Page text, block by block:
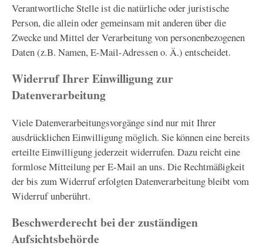
Verantwortliche Stelle ist die natürliche oder juristische
Person, die allein oder gemeinsam mit anderen über die
Zwecke und Mittel der Verarbeitung von personenbezogenen
Daten (z.B. Namen, E-Mail-Adressen o. Ä.) entscheidet.
Widerruf Ihrer Einwilligung zur
Datenverarbeitung
Viele Datenverarbeitungsvorgänge sind nur mit Ihrer
ausdrücklichen Einwilligung möglich. Sie können eine bereits
erteilte Einwilligung jederzeit widerrufen. Dazu reicht eine
formlose Mitteilung per E-Mail an uns. Die Rechtmäßigkeit
der bis zum Widerruf erfolgten Datenverarbeitung bleibt vom
Widerruf unberührt.
Beschwerderecht bei der zuständigen
Aufsichtsbehörde